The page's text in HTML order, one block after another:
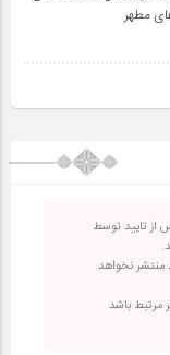
مطهر
از تایید توسط
منتشر نخواهد
مرتبط باشد